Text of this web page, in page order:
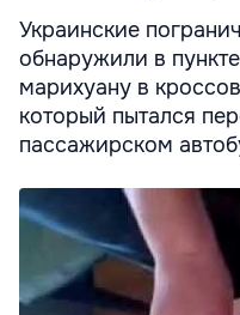
Украинские
обнаружили в
марихуану в
который пытался
пассажирском